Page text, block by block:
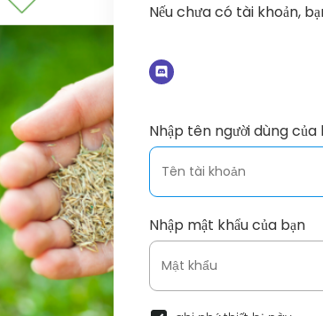
Nếu chưa có tài khoản,
Nhập tên người dùng của
Nhập mật khẩu của bạn